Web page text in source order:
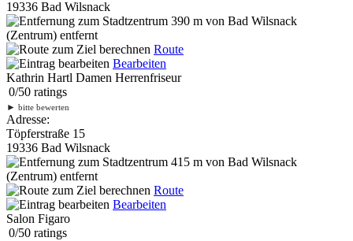
19336 Bad Wilsnack
390 m von Bad Wilsnack
(Zentrum) entfernt
Route
Bearbeiten
Kathrin Hartl Damen Herrenfriseur
0/50 ratings
► bitte bewerten
Adresse:
Töpferstraße 15
19336 Bad Wilsnack
415 m von Bad Wilsnack
(Zentrum) entfernt
Route
Bearbeiten
Salon Figaro
0/50 ratings